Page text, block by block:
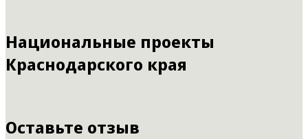
Национальные проекты
Краснодарского края
Оставьте отзыв